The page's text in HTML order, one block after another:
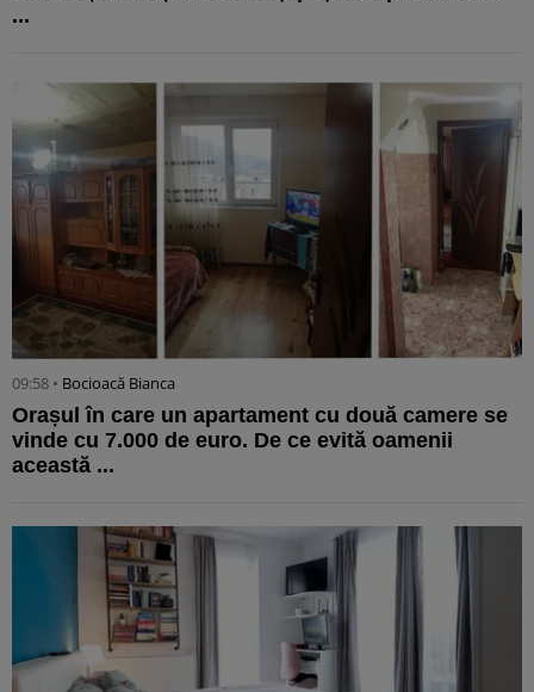
...
09:58 • Bocioacă Bianca
Orașul în care un apartament cu două camere se
vinde cu 7.000 de euro. De ce evită oamenii
această ...